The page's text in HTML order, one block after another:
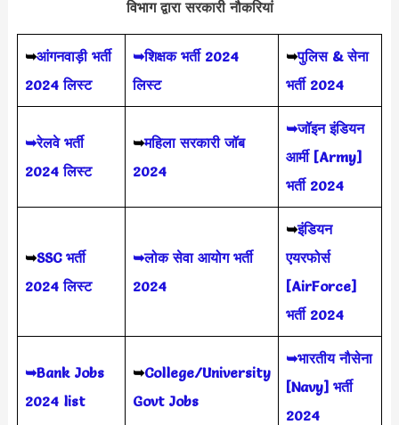
विभाग द्वारा सरकारी नौकरियां
➥आंगनवाड़ी भर्ती
2024 लिस्ट
➥शिक्षक भर्ती 2024
लिस्ट
➥पुलिस & सेना
भर्ती 2024
➥रेलवे भर्ती
2024 लिस्ट
➥महिला सरकारी जॉब
2024
➥जॉइन इंडियन
आर्मी [Army]
भर्ती 2024
➥SSC भर्ती
2024 लिस्ट
➥लोक सेवा आयोग भर्ती
2024
➥इंडियन
एयरफोर्स
[AirForce]
भर्ती 2024
➥Bank Jobs
2024 list
➥College/University
Govt Jobs
➥भारतीय नौसेना
[Navy] भर्ती
2024